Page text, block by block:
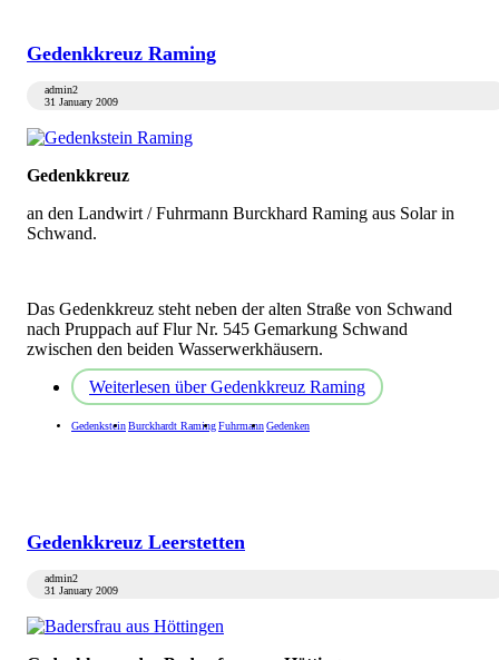
Gedenkkreuz Raming
admin2
31 January 2009
Gedenkkreuz
an den Landwirt / Fuhrmann Burckhard Raming aus Solar in
Schwand.
Das Gedenkkreuz steht neben der alten Straße von Schwand
nach Pruppach auf Flur Nr. 545 Gemarkung Schwand
zwischen den beiden Wasserwerkhäusern.
Weiterlesen über Gedenkkreuz Raming
GedenksteinBurckhardt RamingFuhrmannGedenken
Gedenkkreuz Leerstetten
admin2
31 January 2009